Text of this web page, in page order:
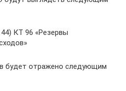
КТ 96 «Резервы
будет отражено следующим